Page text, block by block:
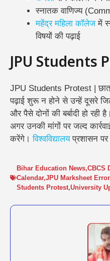
स्नातक वाणिज्य
महेंद्र महिला कॉलेजमें
विषयों की पढ़ाई
JPU Students
JPU Students Protest |
पढ़ाई शुरू न होने से उन्हें दूसरे
और पैसे दोनों की बर्बादी हो रही
अगर उनकी मांगों पर जल्द
करेंगे।विश्वविद्यालयप्रशासन पर
Bihar Education News,CBCS
Calendar,JPU Marksheet Error
Students Protest,University